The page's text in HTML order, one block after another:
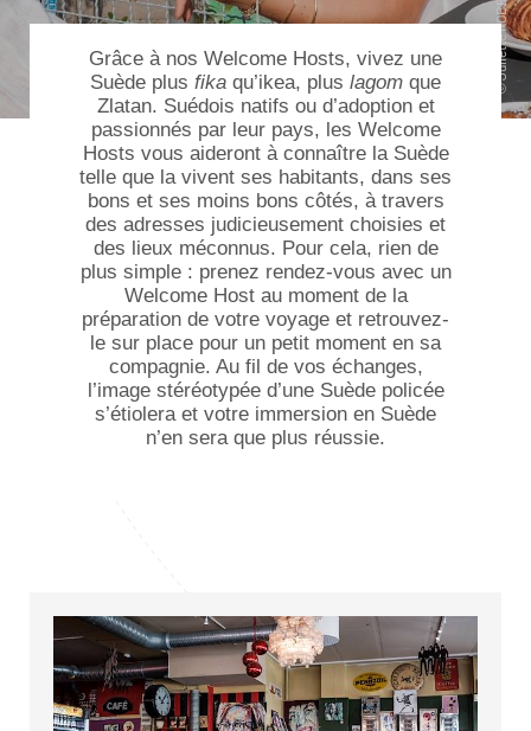
Grâce à nos Welcome Hosts, vivez une
Suède plus fika qu’ikea, plus lagom que
Zlatan. Suédois natifs ou d’adoption et
passionnés par leur pays, les Welcome
Hosts vous aideront à connaître la Suède
telle que la vivent ses habitants, dans ses
bons et ses moins bons côtés, à travers
des adresses judicieusement choisies et
des lieux méconnus. Pour cela, rien de
plus simple : prenez rendez-vous avec un
Welcome Host au moment de la
préparation de votre voyage et retrouvez-
le sur place pour un petit moment en sa
compagnie. Au fil de vos échanges,
l’image stéréotypée d’une Suède policée
s’étiolera et votre immersion en Suède
n’en sera que plus réussie.